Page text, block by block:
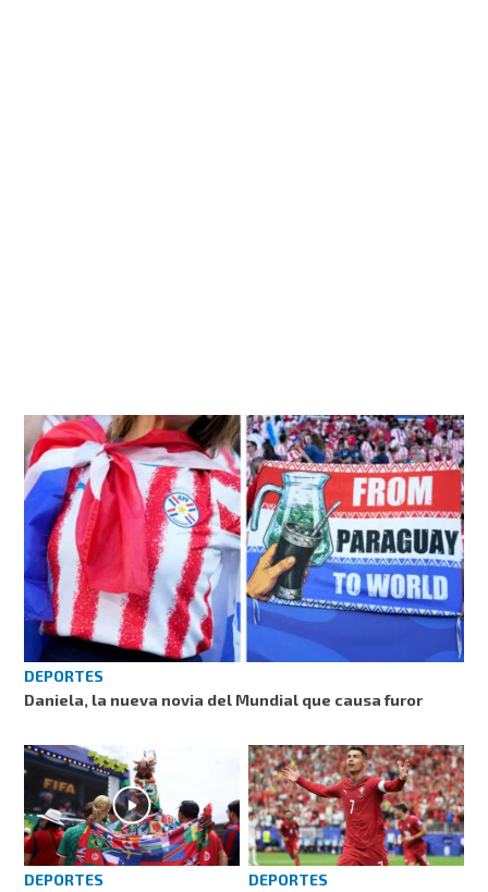
DEPORTES
Daniela, la nueva novia del Mundial que causa furor
DEPORTES
DEPORTES